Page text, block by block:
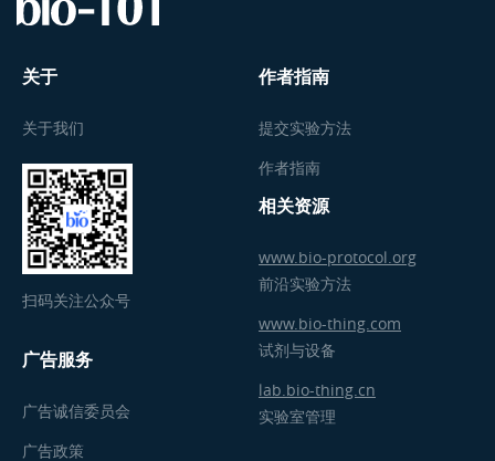
关于
关于我们
扫码关注公众号
广告服务
广告诚信委员会
广告政策
作者指南
提交实验方法
作者指南
相关资源
www.bio-protocol.org
前沿实验方法
www.bio-thing.com
试剂与设备
lab.bio-thing.cn
实验室管理